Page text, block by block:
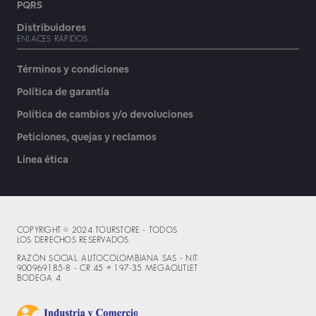
PQRS
Distribuidores
ENLACES RÁPIDOS
Términos y condiciones
Política de garantía
Política de cambios y/o devoluciones
Peticiones, quejas y reclamos
Línea ética
COPYRIGHT © 2024 TOURSTORE - TODOS
LOS DERECHOS RESERVADOS
RAZÓN SOCIAL: AUTOCOLOMBIANA SAS - NIT:
900969185-8 - CR 45 # 197-35 MEGAOUTLET
BODEGA 4